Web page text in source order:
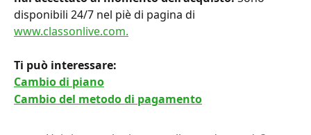
disponibili 24/7 nel piè di pagina di
www.classonlive.com.
Ti può interessare:
Cambio di piano
Cambio del metodo di pagamento